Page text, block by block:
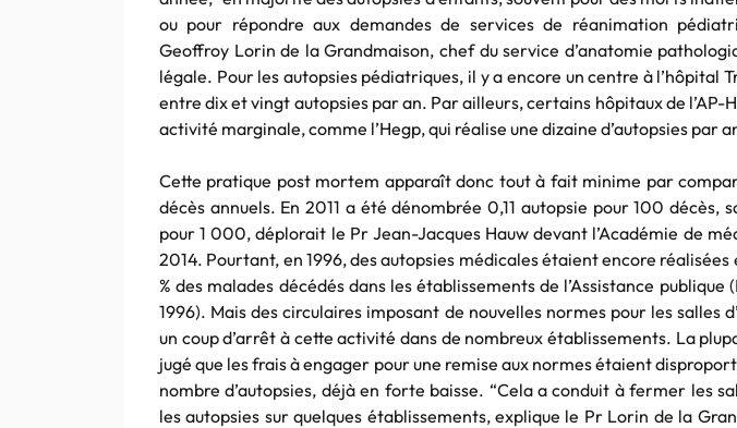
ou pour répondre aux demandes de services de réanimation
Geoffroy Lorin de la Grandmaison, chef du service d’anatomie
légale. Pour les autopsies pédiatriques, il y a encore un centre à l’hôpital
entre dix et vingt autopsies par an. Par ailleurs, certains hôpitaux de l’AP-
activité marginale, comme l’Hegp, qui réalise une dizaine d’autopsies par
Cette pratique post mortem apparaît donc tout à fait minime par
décès annuels. En 2011 a été dénombrée 0,11 autopsie pour 100 décès,
pour 1 000, déplorait le Pr Jean-Jacques Hauw devant l’Académie de
2014. Pourtant, en 1996, des autopsies médicales étaient encore réalisées
% des malades décédés dans les établissements de l’Assistance publique
1996). Mais des circulaires imposant de nouvelles normes pour les salles
un coup d’arrêt à cette activité dans de nombreux établissements. La
jugé que les frais à engager pour une remise aux normes étaient
nombre d’autopsies, déjà en forte baisse. “Cela a conduit à fermer les
les autopsies sur quelques établissements, explique le Pr Lorin de la